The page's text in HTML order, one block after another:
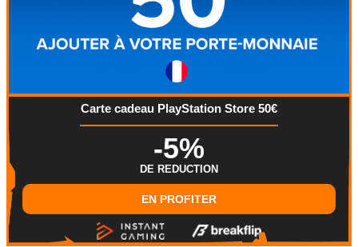
Carte cadeau PlayStation Store 50€
-5%
DE REDUCTION
EN PROFITER